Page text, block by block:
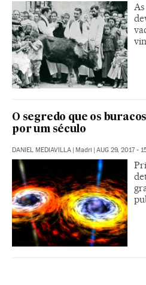
O segredo que os
por um século
DANIEL MEDIAVILLA | Madri | AUG 29, 2017 -